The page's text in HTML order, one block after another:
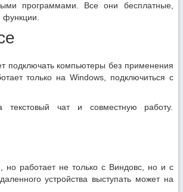
программами. Все они бесплатные,
функции
подключать компьютеры без применения
только на Windows, подключиться с
чат и совместную работу.
работает не только с Виндовс, но и с
устройства выступать может на